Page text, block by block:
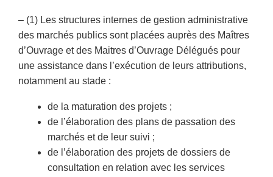
– (1) Les structures internes de gestion administrative
des marchés publics sont placées auprès des Maîtres
d’Ouvrage et des Maitres d’Ouvrage Délégués pour
une assistance dans l’exécution de leurs attributions,
notamment au stade :
de la maturation des projets ;
de l’élaboration des plans de passation des
marchés et de leur suivi ;
de l’élaboration des projets de dossiers de
consultation en relation avec les services